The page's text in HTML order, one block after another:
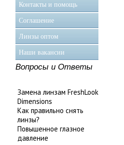
Контакты и помощь
Соглашение
Линзы оптом
Наши вакансии
Вопросы и Ответы
Замена линзам FreshLook
Dimensions
Как правильно снять
линзы?
Повышенное глазное
давление